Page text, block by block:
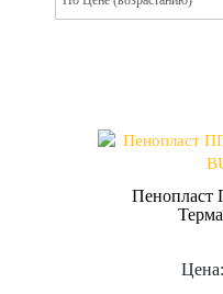
Пенопласт
Цена: